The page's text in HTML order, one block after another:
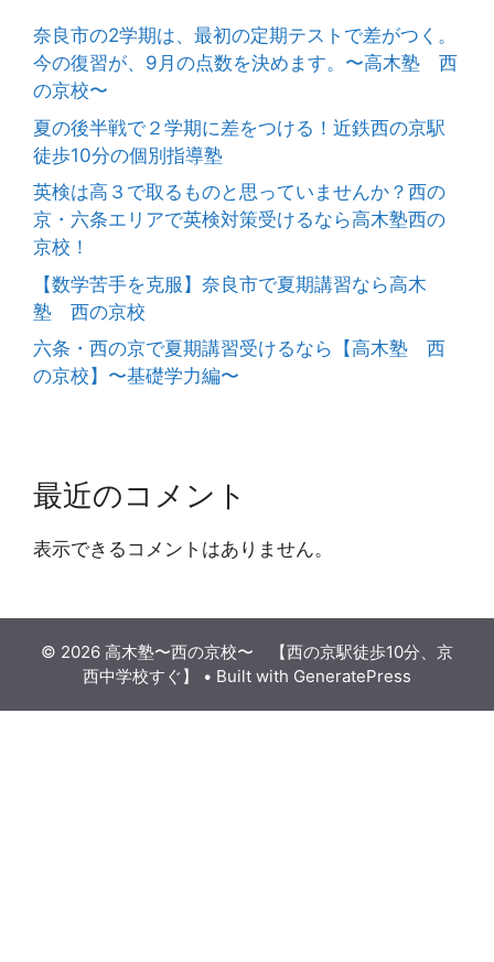
奈良市の2学期は、最初の定期テストで差がつく。
今の復習が、9月の点数を決めます。〜高木塾 西
の京校〜
夏の後半戦で２学期に差をつける！近鉄西の京駅
徒歩10分の個別指導塾
英検は高３で取るものと思っていませんか？西の
京・六条エリアで英検対策受けるなら高木塾西の
京校！
【数学苦手を克服】奈良市で夏期講習なら高木
塾 西の京校
六条・西の京で夏期講習受けるなら【高木塾 西
の京校】〜基礎学力編〜
最近のコメント
表示できるコメントはありません。
© 2026 高木塾〜西の京校〜 【西の京駅徒歩10分、京
西中学校すぐ】
• Built with GeneratePress